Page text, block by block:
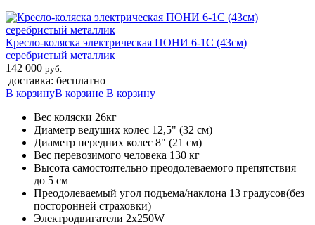
Кресло-коляска электрическая ПОНИ 6-1С (43см)
серебристый металлик
142 000 руб.
доставка: бесплатно
В корзинуВ корзине В корзину
Вес коляски 26кг
Диаметр ведущих колес 12,5" (32 см)
Диаметр передних колес 8" (21 см)
Вес перевозимого человека 130 кг
Высота самостоятельно преодолеваемого препятствия
до 5 см
Преодолеваемый угол подъема/наклона 13 градусов(без
посторонней страховки)
Электродвигатели 2х250W